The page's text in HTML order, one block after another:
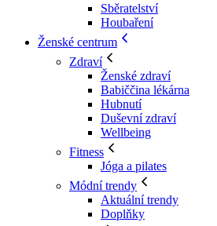
Sběratelství
Houbaření
Ženské centrum
Zdraví
Ženské zdraví
Babiččina lékárna
Hubnutí
Duševní zdraví
Wellbeing
Fitness
Jóga a pilates
Módní trendy
Aktuální trendy
Doplňky